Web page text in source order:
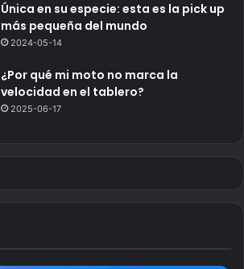
Única en su especie: esta es la pick up
más pequeña del mundo
2024-05-14
¿Por qué mi moto no marca la
velocidad en el tablero?
2025-06-17